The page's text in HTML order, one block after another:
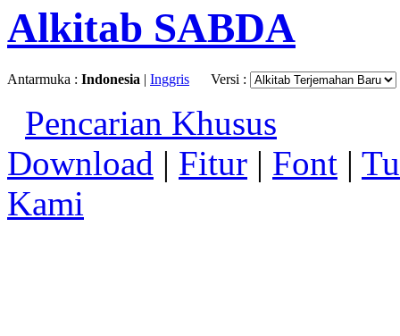
Alkitab SABDA
Antarmuka : Indonesia | Inggris Versi :
Pencarian Khusus
Download | Fitur | Font |
Kami